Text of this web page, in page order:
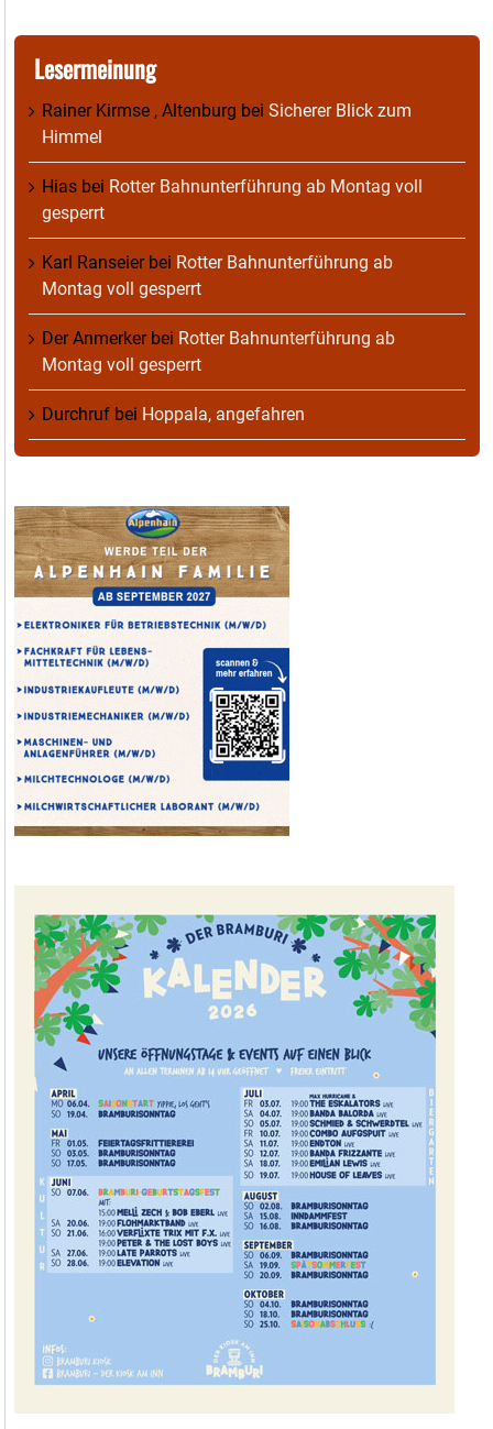
Lesermeinung
Rainer Kirmse , Altenburg bei Sicherer Blick zum
Himmel
Hias bei Rotter Bahnunterführung ab Montag voll
gesperrt
Karl Ranseierbei Rotter Bahnunterführung ab
Montag voll gesperrt
Der Anmerkerbei Rotter Bahnunterführung ab
Montag voll gesperrt
Durchruf bei Hoppala, angefahren